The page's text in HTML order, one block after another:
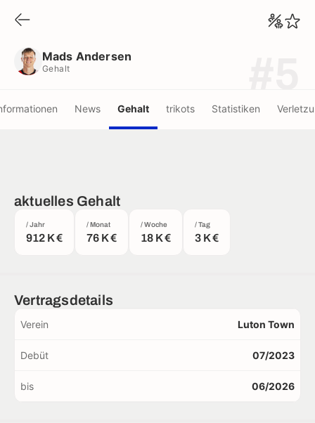
Mads Andersen
Gehalt
News Gehalt trikots Statistiken
aktuelles Gehalt
/ Jahr
912 K €
/ Monat
76 K €
/ Woche
18 K €
/ Tag
3 K €
Vertragsdetails
Verein Luton Town
Debüt 07/2023
bis 06/2026